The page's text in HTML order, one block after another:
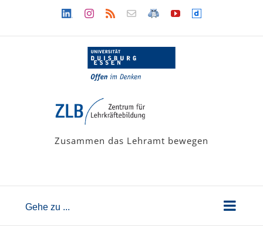
LinkedinInstagram
Rss Newsletter
LehramtsWiki
YouTubeDailymotion
Zusammen das Lehramt bewegen
Gehe zu ...